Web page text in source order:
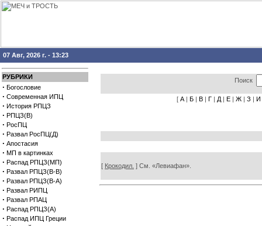
07 Авг, 2026 г. - 13:23
РУБРИКИ
· Богословие
· Современная ИПЦ
· История РПЦЗ
· РПЦЗ(В)
· РосПЦ
· Развал РосПЦ(Д)
· Апостасия
· МП в картинках
· Распад РПЦЗ(МП)
· Развал РПЦЗ(В-В)
· Развал РПЦЗ(В-А)
· Развал РИПЦ
· Развал РПАЦ
· Распад РПЦЗ(А)
· Распад ИПЦ Греции
Поиск
[ А | Б | В | Г | Д | Е | Ж | З | И
[ Крокодил. ] См. «Левиафан».